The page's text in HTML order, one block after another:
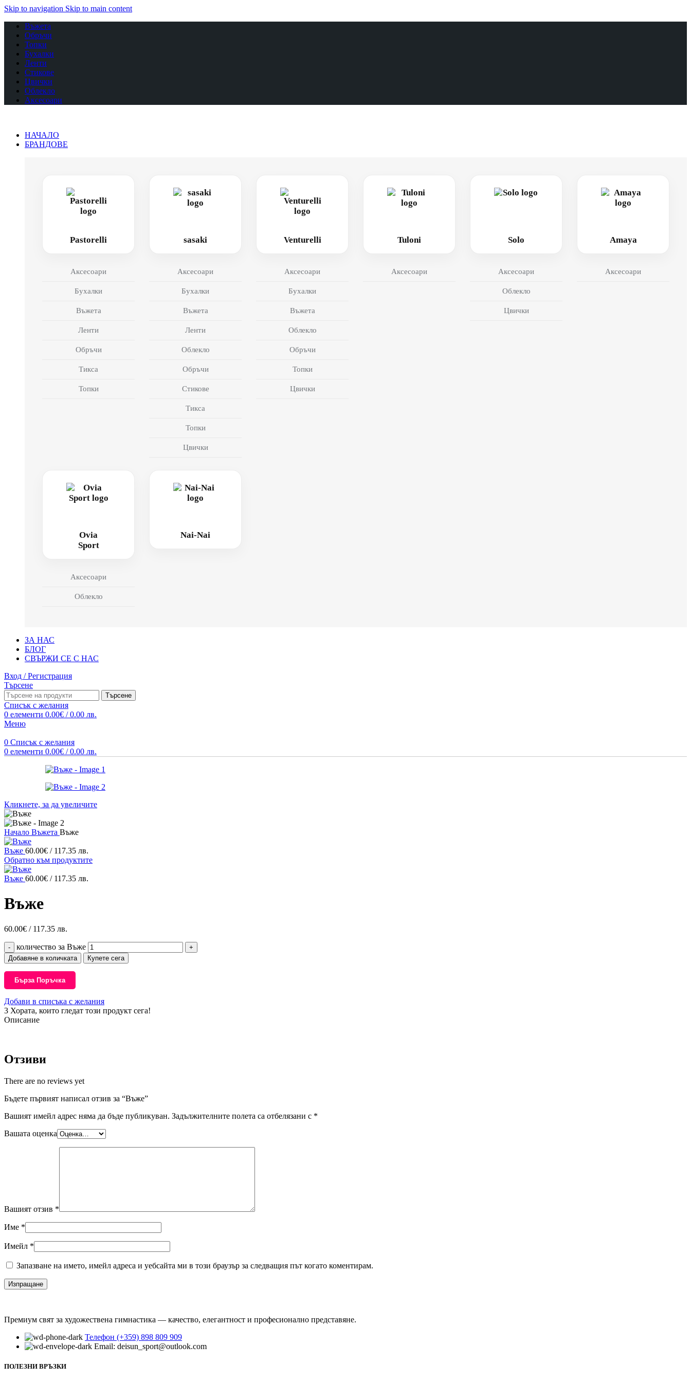
Skip to navigation Skip to main content
Въжета
Обръчи
Топки
Бухалки
Ленти
Стикове
Цвички
Облекло
Аксесоари
НАЧАЛО
БРАНДОВЕ
Pastorelli
Аксесоари
Бухалки
Въжета
Ленти
Обръчи
Тикса
Топки
sasaki
Аксесоари
Бухалки
Въжета
Ленти
Облекло
Обръчи
Стикове
Тикса
Топки
Цвички
Venturelli
Аксесоари
Бухалки
Въжета
Облекло
Обръчи
Топки
Цвички
Tuloni
Аксесоари
Solo
Аксесоари
Облекло
Цвички
Amaya
Аксесоари
Ovia
Sport
Аксесоари
Облекло
Nai-Nai
ЗА НАС
БЛОГ
СВЪРЖИ СЕ С НАС
Вход / Регистрация
Търсене
Търсене
Списък с желания
0 елементи 0.00€ / 0.00 лв.
Меню
0 Списък с желания
0 елементи 0.00€ / 0.00 лв.
Кликнете, за да увеличите
Начало Въжета Въже
Въже 60.00€ / 117.35 лв.
Обратно към продуктите
Въже 60.00€ / 117.35 лв.
Въже
60.00€ / 117.35 лв.
количество за Въже
Добавяне в количката Купете сега
Бърза Поръчка
Добави в списъка с желания
3 Хората, които гледат този продукт сега!
Описание
Отзиви
There are no reviews yet
Бъдете първият написал отзив за “Въже”
Вашият имейл адрес няма да бъде публикуван. Задължителните полета са отбелязани с *
Вашата оценка
Вашият отзив *
Име *
Имейл *
Запазване на името, имейл адреса и уебсайта ми в този браузър за следващия път когато коментирам.
Премиум свят за художествена гимнастика — качество, елегантност и професионално представяне.
Телефон (+359) 898 809 909
Email: deisun_sport@outlook.com
ПОЛЕЗНИ ВРЪЗКИ